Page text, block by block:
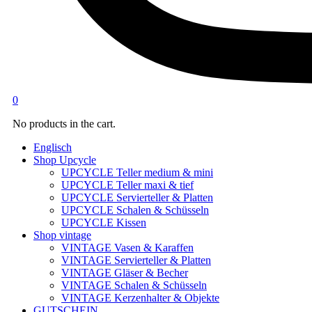
0
No products in the cart.
Englisch
Shop Upcycle
UPCYCLE Teller medium & mini
UPCYCLE Teller maxi & tief
UPCYCLE Servierteller & Platten
UPCYCLE Schalen & Schüsseln
UPCYCLE Kissen
Shop vintage
VINTAGE Vasen & Karaffen
VINTAGE Servierteller & Platten
VINTAGE Gläser & Becher
VINTAGE Schalen & Schüsseln
VINTAGE Kerzenhalter & Objekte